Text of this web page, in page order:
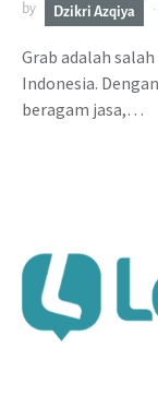
by Dzikri Azqiya
Grab adalah
Indonesia.
beragam jasa,…